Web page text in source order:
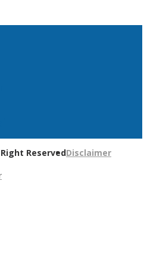
ReservedDisclaimer